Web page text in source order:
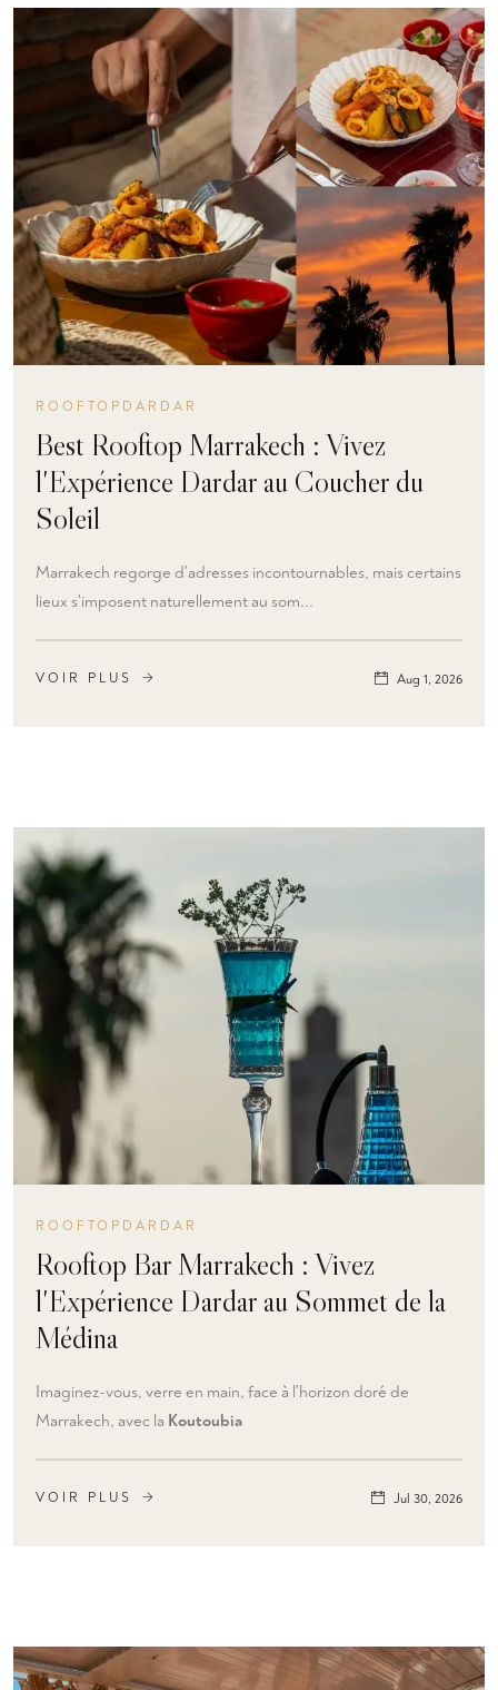
ROOFTOPDARDAR
Best Rooftop Marrakech : Vivez
l'Expérience Dardar au Coucher du
Soleil
Marrakech regorge d'adresses incontournables, mais certains
lieux s'imposent naturellement au som...
VOIR PLUS Aug 1, 2026
ROOFTOPDARDAR
Rooftop Bar Marrakech : Vivez
l'Expérience Dardar au Sommet de la
Médina
Imaginez-vous, verre en main, face à l'horizon doré de
Marrakech, avec la Koutoubia
VOIR PLUS Jul 30, 2026